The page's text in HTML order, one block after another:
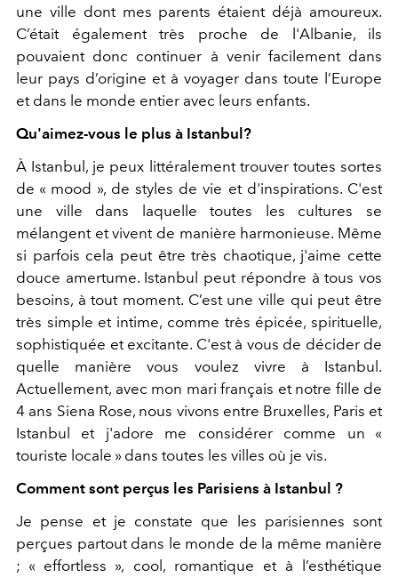
une ville dont mes parents étaient déjà amoureux.
C’était également très proche de l'Albanie, ils
pouvaient donc continuer à venir facilement dans
leur pays d’origine et à voyager dans toute l’Europe
et dans le monde entier avec leurs enfants.
Qu'aimez-vous le plus à Istanbul?
À Istanbul, je peux littéralement trouver toutes sortes
de « mood », de styles de vie et d'inspirations. C'est
une ville dans laquelle toutes les cultures se
mélangent et vivent de manière harmonieuse. Même
si parfois cela peut être très chaotique, j'aime cette
douce amertume. Istanbul peut répondre à tous vos
besoins, à tout moment. C’est une ville qui peut être
très simple et intime, comme très épicée, spirituelle,
sophistiquée et excitante. C'est à vous de décider de
quelle manière vous voulez vivre à Istanbul.
Actuellement, avec mon mari français et notre fille de
4 ans Siena Rose, nous vivons entre Bruxelles, Paris et
Istanbul et j'adore me considérer comme un «
touriste locale » dans toutes les villes où je vis.
Comment sont perçus les Parisiens à Istanbul ?
Je pense et je constate que les parisiennes sont
perçues partout dans le monde de la même manière
; « effortless », cool, romantique et à l’esthétique